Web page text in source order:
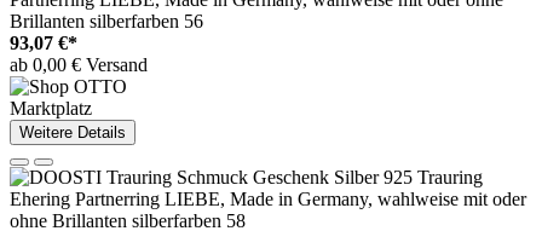
Brillanten silberfarben 56
93,07 €*
ab 0,00 € Versand
Marktplatz
Weitere Details